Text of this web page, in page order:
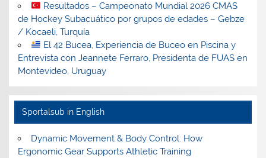
Resultados – Campeonato Mundial 2026 CMAS
de Hockey Subacuático por grupos de edades – Gebze
/ Kocaeli, Turquía
El 42 Bucea, Experiencia de Buceo en Piscina y
Entrevista con Jeannete Ferraro, Presidenta de FUAS en
Montevideo, Uruguay
Sportalsub in English
Dynamic Movement & Body Control: How
Ergonomic Gear Supports Athletic Training